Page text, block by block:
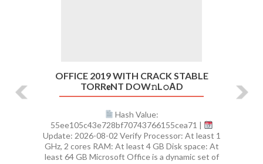
OFFICE 2019 WITH CRACK STABLE
TORR𝐞NT DOW𝚗L𝚘АD
Hash Value:
55ee105c43e728bf70743766155cea71 |
Update: 2026-08-02 Verify Processor: At least 1
GHz, 2 cores RAM: At least 4 GB Disk space: At
least 64 GB Microsoft Office is a dynamic set of